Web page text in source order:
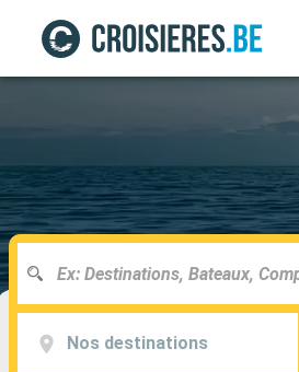
Nos destinations